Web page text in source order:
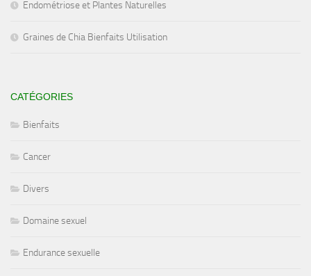
Endométriose et Plantes Naturelles
Graines de Chia Bienfaits Utilisation
CATÉGORIES
Bienfaits
Cancer
Divers
Domaine sexuel
Endurance sexuelle